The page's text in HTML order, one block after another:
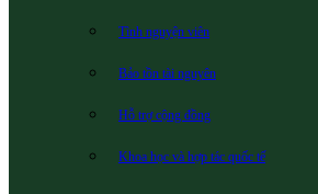
Tình nguyện viên
Bảo tồn tài nguyên
Hỗ trợ cộng đồng
Khoa học và hợp tác quốc tế